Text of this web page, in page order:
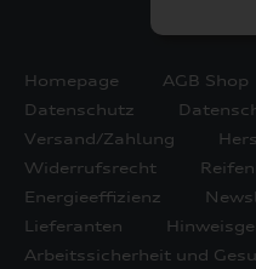
Homepage AGB Shop
Datenschutz
Versand/Zahlung
Widerrufsrecht
Energieeffizienz
Lieferanten
Arbeitssicherheit und